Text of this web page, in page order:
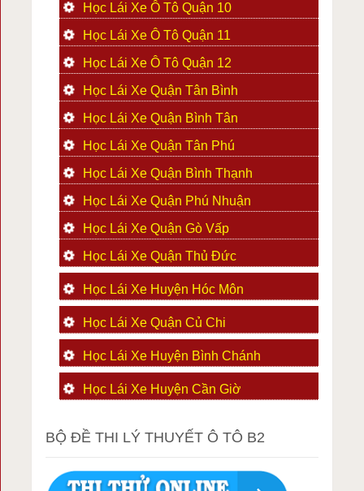
Học Lái Xe Ô Tô Quận 10
Học Lái Xe Ô Tô Quận 11
Học Lái Xe Ô Tô Quận 12
Học Lái Xe Quận Tân Bình
Học Lái Xe Quận Bình Tân
Học Lái Xe Quận Tân Phú
Học Lái Xe Quận Bình Thạnh
Học Lái Xe Quận Phú Nhuận
Học Lái Xe Quận Gò Vấp
Học Lái Xe Quận Thủ Đức
Học Lái Xe Huyện Hóc Môn
Học Lái Xe Quận Củ Chi
Học Lái Xe Huyện Bình Chánh
Học Lái Xe Huyện Cần Giờ
BỘ ĐỀ THI LÝ THUYẾT Ô TÔ B2